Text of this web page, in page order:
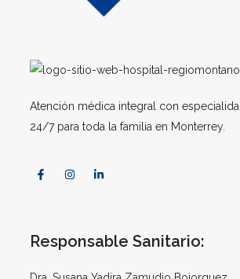
Atención médica integral con
24/7 para toda la familia en Monterrey.
Responsable Sanitario: